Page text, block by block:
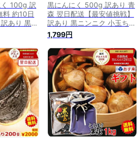
100g 訳
料 約10日
あり 黒宝
く
んにく 青
国産】
【税込
黒にんにく 500g 訳あり 青
森 翌日配送【最安値挑戦】
訳あり 黒ニンニク 小玉ちゃ
ん 約20玉〜35玉入り【送
料無料】青森熟成黒にんに
く 黒宝【くろにんにく 熟
成】【黒にんにく 500g】
【熟成黒にんにく 青森】
【黒ニンニク 小玉】1799円
1,799円